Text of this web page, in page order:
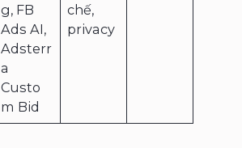
g, FB
Ads AI,
Adsterr
a
Custo
m Bid
chế,
privacy